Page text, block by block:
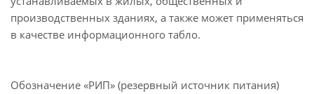
производственных зданиях, а также может применяться
в качестве информационного табло.
Обозначение «РИП» (резервный источник питания)